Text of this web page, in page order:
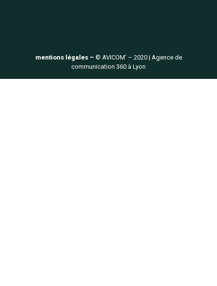
mentions légales – © AVICOM’ – 2020 | Agence de
communication 360 à Lyon